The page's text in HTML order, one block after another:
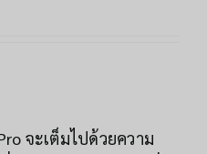
จะเต็มไปด้วยความ